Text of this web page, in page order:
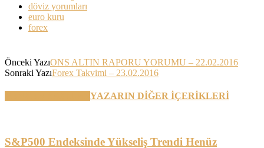
döviz yorumları
euro kuru
forex
Önceki YazıONS ALTIN RAPORU YORUMU – 22.02.2016
Sonraki YazıForex Takvimi – 23.02.2016
YAZARIN DİĞER İÇERİKLERİ
S&P500 Endeksinde Yükseliş Trendi Henüz